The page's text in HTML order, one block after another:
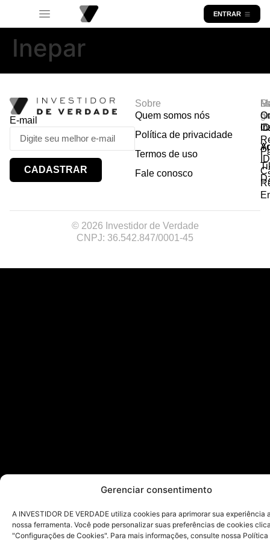
Gerenciar consentimento
A INVESTIDOR DE VERDADE utiliza cookies para aprimorar sua experiência
nossa ferramenta. Você pode personalizar suas preferências de cookies
"Configurações de Cookies". Para mais informações, consulte nossa Política
ENTRAR
Inepar
E-mail
CADASTRAR
Sobre
Quem somos nós
Política de privacidade
Termos de uso
Fale conosco
© 2026 Investidor de Verdade
CNPJ: 36.542.847/0001-45